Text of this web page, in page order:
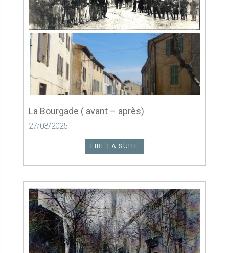
La Bourgade ( avant – après)
27/03/2025
LIRE LA SUITE